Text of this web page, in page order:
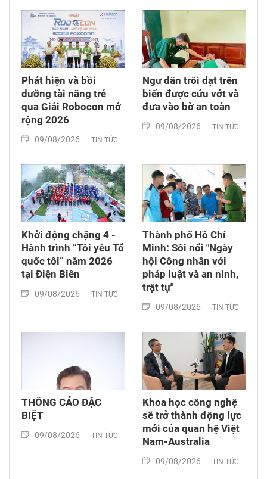
Phát hiện và bồi
dưỡng tài năng trẻ
qua Giải Robocon mở
rộng 2026
09/08/2026 TIN TỨC
Ngư dân trôi dạt trên
biển được cứu vớt và
đưa vào bờ an toàn
09/08/2026 TIN TỨC
Khởi động chặng 4 -
Hành trình “Tôi yêu Tổ
quốc tôi” năm 2026
tại Điện Biên
09/08/2026 TIN TỨC
Thành phố Hồ Chí
Minh: Sôi nổi "Ngày
hội Công nhân với
pháp luật và an ninh,
trật tự"
09/08/2026 TIN TỨC
THÔNG CÁO ĐẶC
BIỆT
09/08/2026 TIN TỨC
Khoa học công nghệ
sẽ trở thành động lực
mới của quan hệ Việt
Nam-Australia
09/08/2026 TIN TỨC